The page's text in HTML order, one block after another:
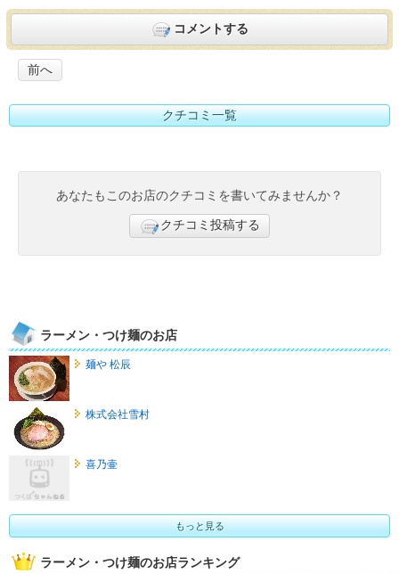
コメントする
前へ
クチコミ一覧
あなたもこのお店のクチコミを書いてみませんか？
クチコミ投稿する
ラーメン・つけ麺のお店
麺や 松辰
株式会社雪村
喜乃壷
もっと見る
ラーメン・つけ麺のお店ランキング